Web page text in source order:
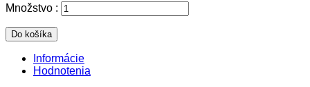
Množstvo :
Do košíka
Informácie
Hodnotenia